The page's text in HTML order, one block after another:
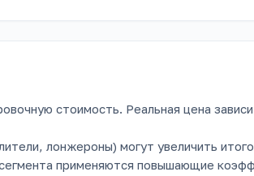
стоимость. Реальная цена
лонжероны) могут увеличить
применяются повышающие